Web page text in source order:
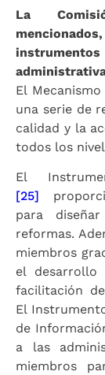
La
El
una serie de
calidad y la
todos los
El
[25]
para
reformas.
miembros
el desarrollo
facilitación
El
de
a las
miembros